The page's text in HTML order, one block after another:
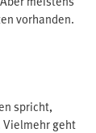
vorhanden.
spricht,
Vielmehr geht